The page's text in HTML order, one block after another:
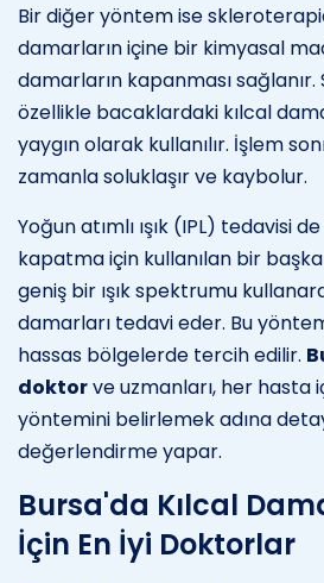
Bir diğer yöntem ise
damarların içine bir kimyasal
damarların kapanması
özellikle bacaklardaki kılcal
yaygın olarak kullanılır. İşlem
zamanla soluklaşır ve kaybolur.
Yoğun atımlı ışık (IPL) tedavisi
kapatma için kullanılan bir
geniş bir ışık spektrumu
damarları tedavi eder. Bu
hassas bölgelerde tercih edilir.
doktorve uzmanları, her hasta
yöntemini belirlemek adına
değerlendirme yapar.
Bursa'da Kılcal
İçin En İyi Doktorlar